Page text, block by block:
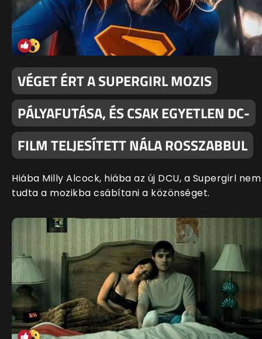
VÉGET ÉRT A SUPERGIRL MOZIS
PÁLYAFUTÁSA, ÉS CSAK EGYETLEN DC-
FILM TELJESÍTETT NÁLA ROSSZABBUL
Hiába Milly Alcock, hiába az új DCU, a Supergirl nem
tudta a mozikba csábítani a közönséget.